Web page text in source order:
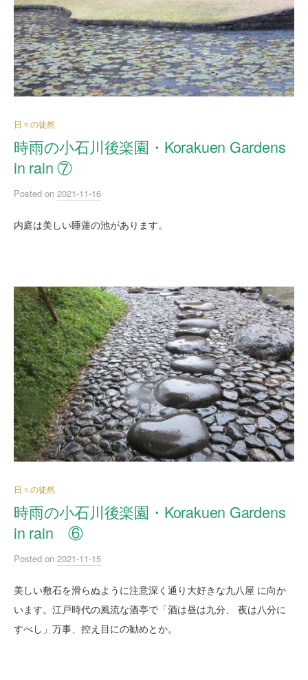
日々の徒然
時雨の小石川後楽園・Korakuen Gardens
in rain ⑦
Posted on 2021-11-16
内庭は美しい睡蓮の池があります。
日々の徒然
時雨の小石川後楽園・Korakuen Gardens
in rain ⑥
Posted on 2021-11-15
美しい敷石を滑らぬように注意深く通り大好きな九八屋 に向か
います。江戸時代の風流な酒亭で「酒は昼は九分、 夜は八分に
すべし」万事、控え目にの勧めとか。